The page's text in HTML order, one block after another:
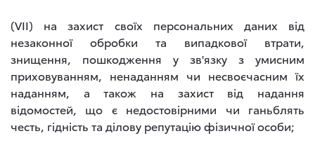
(VII) на захист своїх персональних даних від
незаконної обробки та випадкової втрати,
знищення, пошкодження у зв'язку з умисним
приховуванням, ненаданням чи несвоєчасним їх
наданням, а також на захист від надання
відомостей, що є недостовірними чи ганьблять
честь, гідність та ділову репутацію фізичної особи;